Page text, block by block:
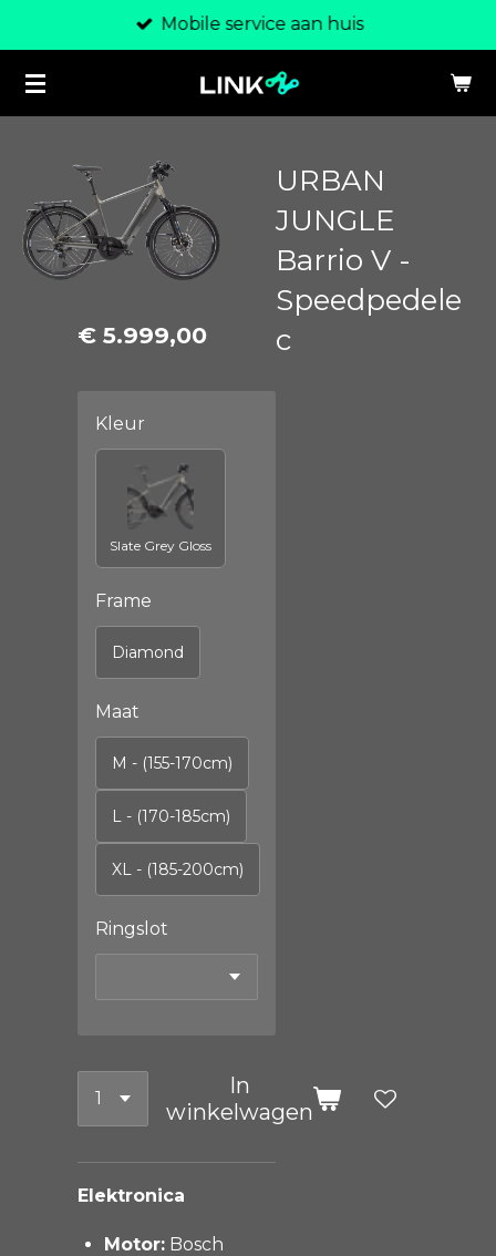
direct
naar
de
Mobile service aan huis
URBAN
JUNGLE
Barrio V -
Speedpedele
c
€ 5.999,00
Kleur
Slate Grey Gloss
Frame
Diamond
Maat
M - (155-170cm)
L - (170-185cm)
XL - (185-200cm)
Ringslot
In
winkelwagen
Elektronica
Motor: Bosch